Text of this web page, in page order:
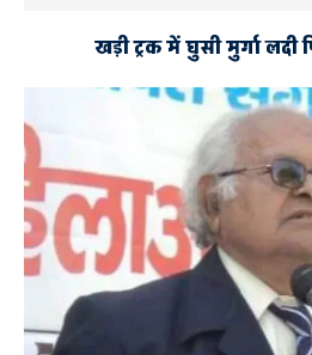
खड़ी ट्रक में घुसी मुर्गा लदी